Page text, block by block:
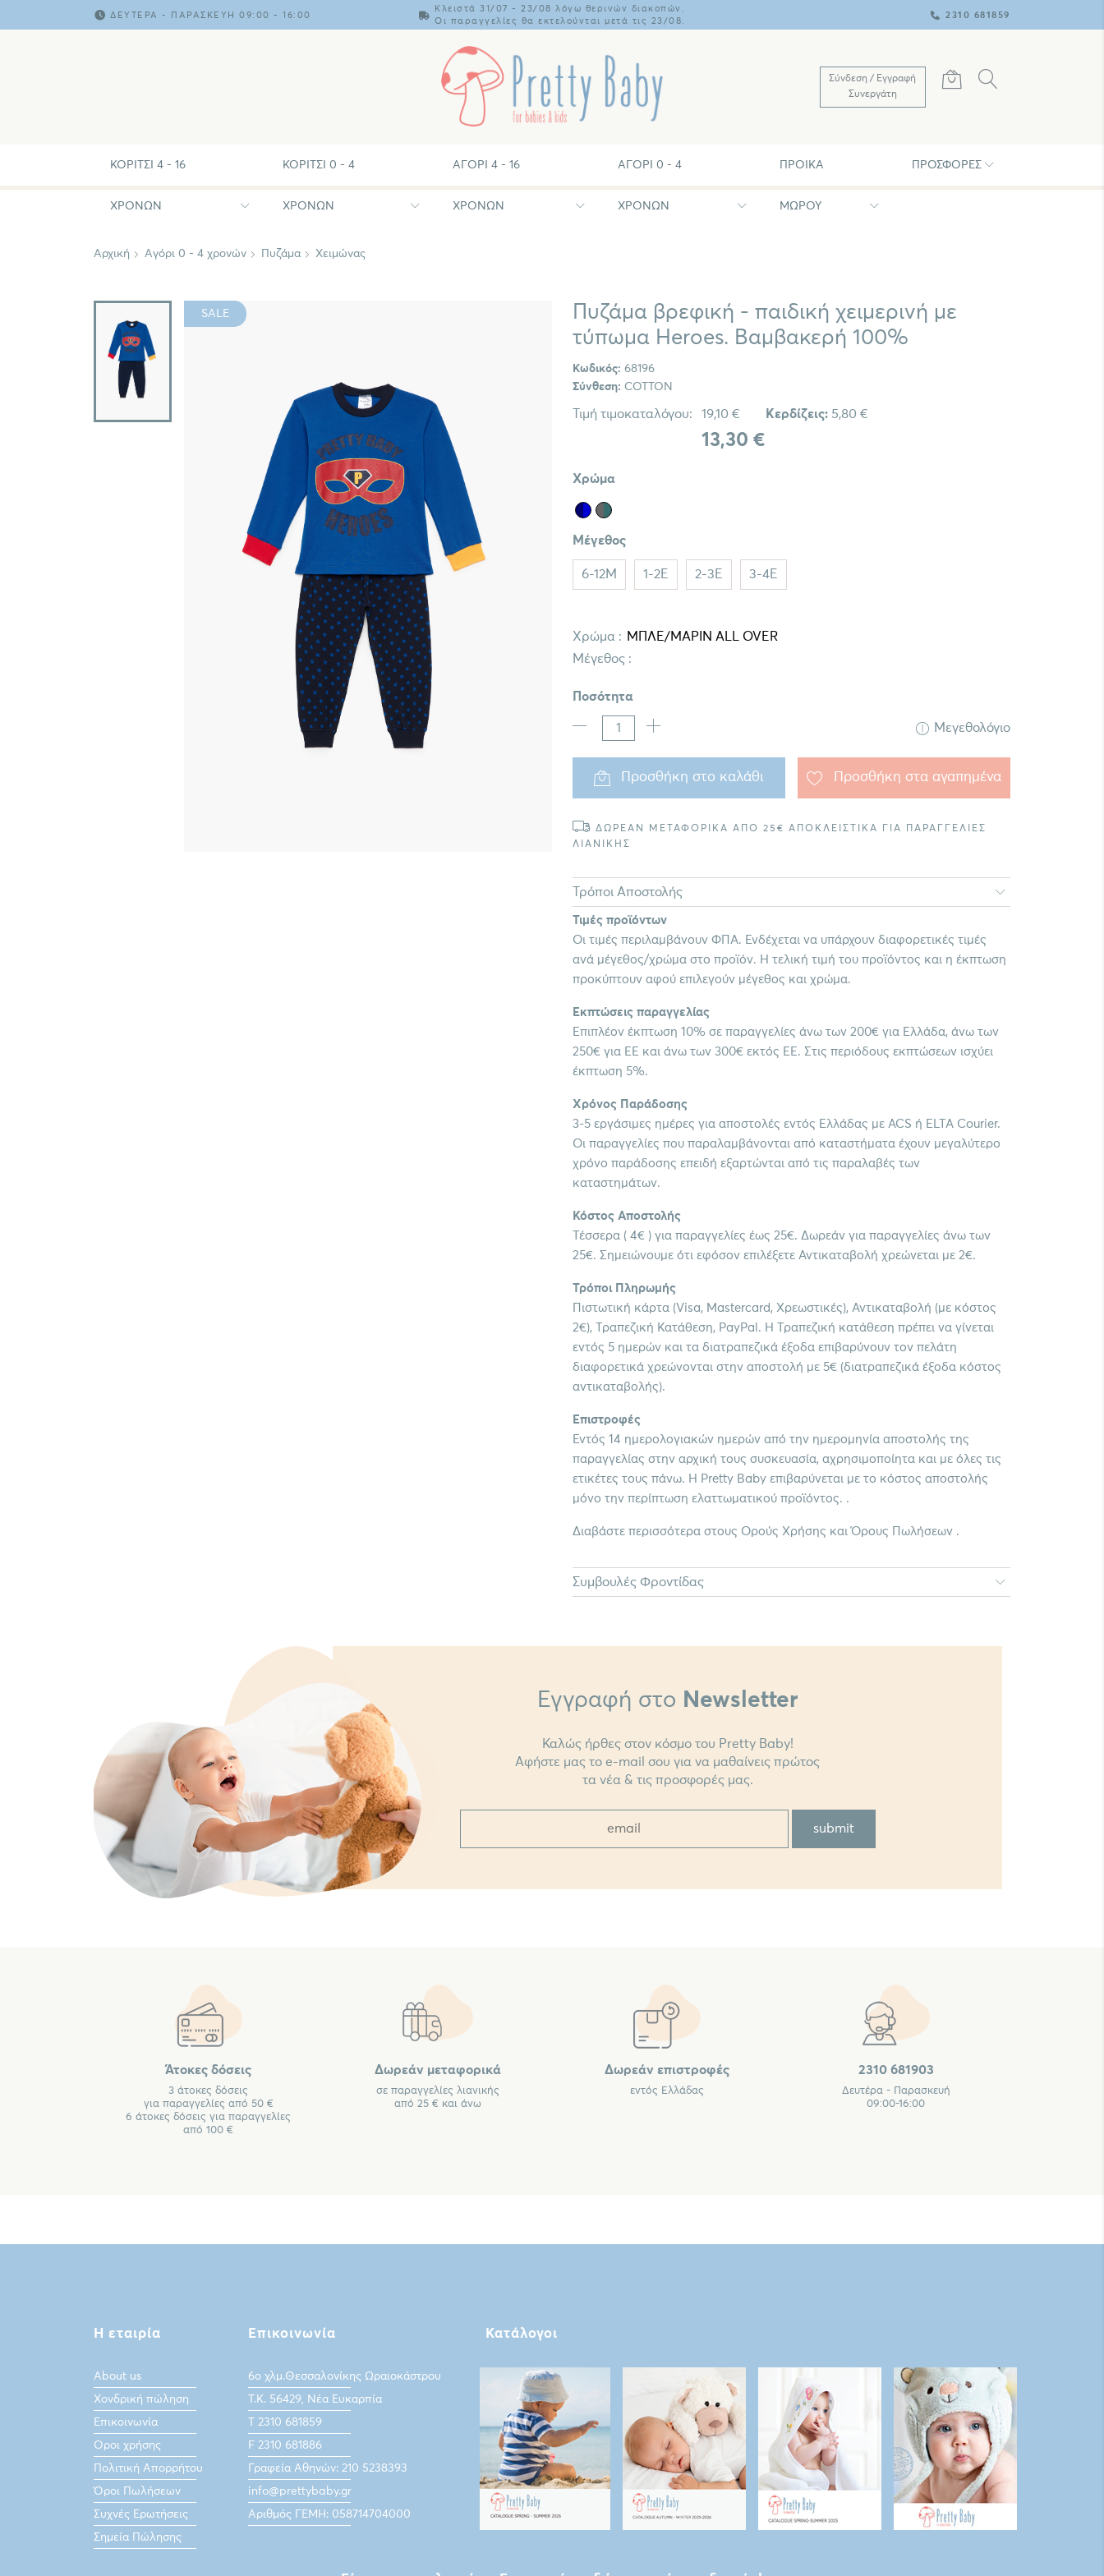
ΔΕΥΤΈΡΑ - ΠΑΡΑΣΚΕΥΉ 09:00 - 16:00
Κλειστά 31/07 - 23/08 λόγω θερινών διακοπών.
Οι παραγγελίες θα εκτελούνται μετά τις 23/08.
2310 681859
Σύνδεση / Εγγραφή
Συνεργάτη
ΚΟΡΊΤΣΙ 4 - 16
ΧΡΟΝΏΝ
ΚΟΡΊΤΣΙ 0 - 4
ΧΡΟΝΏΝ
ΑΓΌΡΙ 4 - 16
ΧΡΟΝΏΝ
ΑΓΌΡΙ 0 - 4
ΧΡΟΝΏΝ
ΠΡΟΊΚΑ
ΜΩΡΟΥ
ΠΡΟΣΦΟΡΈΣ
Αρχική Αγόρι 0 - 4 χρονών Πυζάμα Χειμώνας
SALE
Πυζάμα βρεφική - παιδική χειμερινή με
τύπωμα Heroes. Bαμβακερή 100%
Κωδικός: 68196
Σύνθεση: COTTON
Τιμή τιμοκαταλόγου: 19,10 €
13,30 €
Κερδίζεις:5,80 €
Χρώμα
Μέγεθος
6-12M 1-2E 2-3E 3-4E
Χρώμα :
Μέγεθος :
Ποσότητα
Μεγεθολόγιο
Προσθήκη στο καλάθι Προσθήκη στα αγαπημένα
ΔΩΡΕΑΝ ΜΕΤΑΦΟΡΙΚΑ ΑΠΟ 25€ ΑΠΟΚΛΕΙΣΤΙΚΑ ΓΙΑ ΠΑΡΑΓΓΕΛΙΕΣ
ΛΙΑΝΙΚΗΣ
Τρόποι Αποστολής
Τιμές προϊόντων
Οι τιμές περιλαμβάνουν ΦΠΑ. Ενδέχεται να υπάρχουν διαφορετικές τιμές
ανά μέγεθος/χρώμα στο προϊόν. Η τελική τιμή του προϊόντος και η έκπτωση
προκύπτουν αφού επιλεγούν μέγεθος και χρώμα.
Εκπτώσεις παραγγελίας
Επιπλέον έκπτωση 10% σε παραγγελίες άνω των 200€ για Ελλάδα, άνω των
250€ για ΕΕ και άνω των 300€ εκτός ΕΕ. Στις περιόδους εκπτώσεων ισχύει
έκπτωση 5%.
Χρόνος Παράδοσης
3-5 εργάσιμες ημέρες για αποστολές εντός Ελλάδας με ACS ή ELTA Courier.
Οι παραγγελίες που παραλαμβάνονται από καταστήματα έχουν μεγαλύτερο
χρόνο παράδοσης επειδή εξαρτώνται από τις παραλαβές των
καταστημάτων.
Κόστος Αποστολής
Τέσσερα ( 4€ ) για παραγγελίες έως 25€. Δωρεάν για παραγγελίες άνω των
25€. Σημειώνουμε ότι εφόσον επιλέξετε Αντικαταβολή χρεώνεται με 2€.
Τρόποι Πληρωμής
Πιστωτική κάρτα (Visa, Mastercard, Χρεωστικές), Αντικαταβολή (με κόστος
2€), Τραπεζική Κατάθεση, PayPal. Η Τραπεζική κατάθεση πρέπει να γίνεται
εντός 5 ημερών και τα διατραπεζικά έξοδα επιβαρύνουν τον πελάτη
διαφορετικά χρεώνονται στην αποστολή με 5€ (διατραπεζικά έξοδα κόστος
αντικαταβολής).
Επιστροφές
Εντός 14 ημερολογιακών ημερών από την ημερομηνία αποστολής της
παραγγελίας στην αρχική τους συσκευασία, αχρησιμοποίητα και με όλες τις
ετικέτες τους πάνω. Η Pretty Baby επιβαρύνεται με το κόστος αποστολής
μόνο την περίπτωση ελαττωματικού προϊόντος. .
Διαβάστε περισσότερα στους Ορούς Χρήσης και Όρους Πωλήσεων .
Συμβουλές Φροντίδας
Εγγραφή στο Newsletter
Καλώς ήρθες στον κόσμο του Pretty Baby!
Αφήστε μας το e-mail σου για να μαθαίνεις πρώτος
τα νέα & τις προσφορές μας.
Άτοκες δόσεις
3 άτοκες δόσεις
για παραγγελίες από 50 €
6 άτοκες δόσεις για παραγγελίες
από 100 €
Δωρεάν μεταφορικά
σε παραγγελίες λιανικής
από 25 € και άνω
Δωρεάν επιστροφές
εντός Ελλάδας
2310 681903
Δευτέρα - Παρασκευή
09:00-16:00
Η εταιρία
About us
Χονδρική πώληση
Επικοινωνία
Οροι χρήσης
Πολιτική Απορρήτου
Όροι Πωλήσεων
Συχνές Ερωτήσεις
Σημεία Πώλησης
Επικοινωνία
6ο χλμ.Θεσσαλονίκης Ωραιοκάστρου
Τ.Κ. 56429, Νέα Ευκαρπία
Τ 2310 681859
F 2310 681886
Γραφεία Αθηνών: 210 5238393
info@prettybaby.gr
Αριθμός ΓΕΜΗ: 058714704000
Κατάλογοι